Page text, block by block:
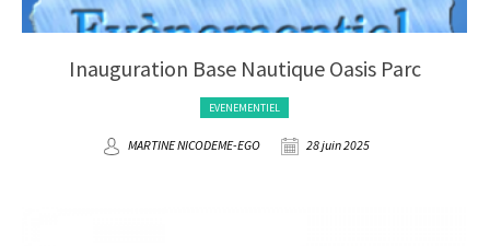
Inauguration Base Nautique Oasis Parc
EVENEMENTIEL
MARTINE NICODEME-EGO 28 juin 2025